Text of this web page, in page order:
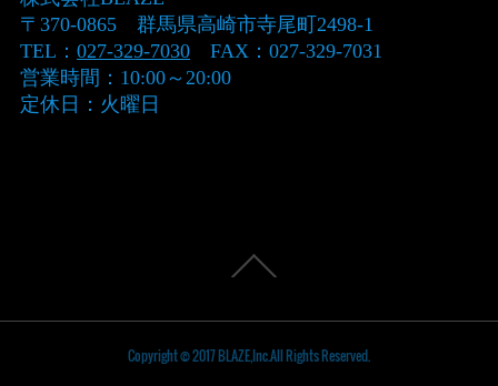
Copyright © 2017 BLAZE,Inc.All Rights Reserved.